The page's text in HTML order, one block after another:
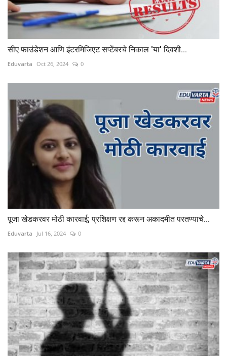
सीए फाउंडेशन आणि इंटरमिजिएट सप्टेंबरचे निकाल 'या' दिवशी...
Eduvarta Oct 26, 2024 0
पूजा खेडकरवर मोठी कारवाई; प्रशिक्षण रद्द करून अकादमीत परतण्याचे...
Eduvarta Jul 16, 2024 0